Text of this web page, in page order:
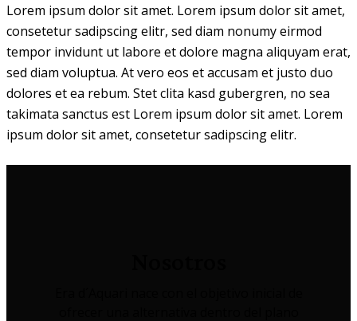
Lorem ipsum dolor sit amet. Lorem ipsum dolor sit amet,
consetetur sadipscing elitr, sed diam nonumy eirmod
tempor invidunt ut labore et dolore magna aliquyam erat,
sed diam voluptua. At vero eos et accusam et justo duo
dolores et ea rebum. Stet clita kasd gubergren, no sea
takimata sanctus est Lorem ipsum dolor sit amet. Lorem
ipsum dolor sit amet, consetetur sadipscing elitr.